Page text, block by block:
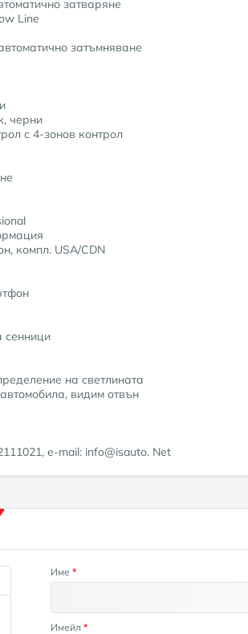
затваряне
Line
затъмняване
черни
с 4-зонов контрол
компл. USA/CDN
сенници
на светлината
видим отвън
e-mail: info@isauto. Net
Име*
Имейл*